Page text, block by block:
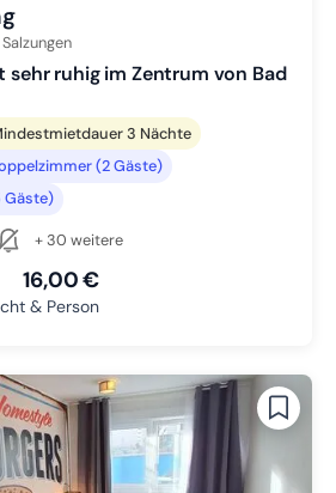
sehr ruhig im Zentrum von Bad
3 Nächte
(2 Gäste)
Gäste)
+ 30 weitere
16,00 €
& Person